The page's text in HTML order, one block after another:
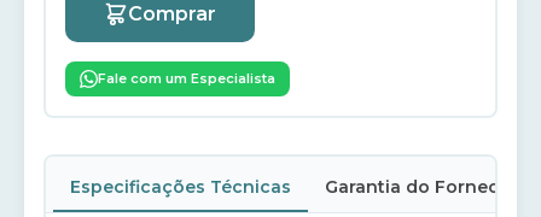
Comprar
Fale com um Especialista
Especificações Técnicas Garantia do Fornecedor